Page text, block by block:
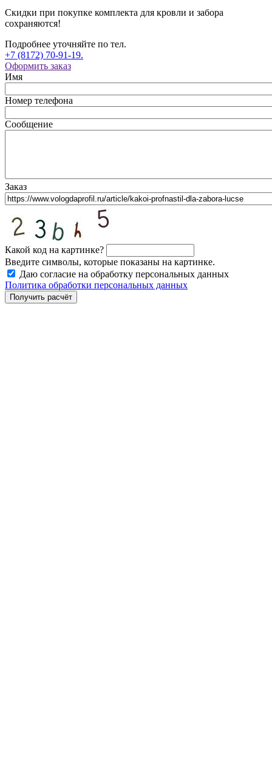
Скидки при покупке комплекта для кровли и забора
сохраняются!
Подробнее уточняйте по тел.
+7 (8172) 70-91-19.
Оформить заказ
Имя
Номер телефона
Сообщение
Заказ
Какой код на картинке?
Введите символы, которые показаны на картинке.
Даю согласие на обработку персональных данных
Политика обработки персональных данных